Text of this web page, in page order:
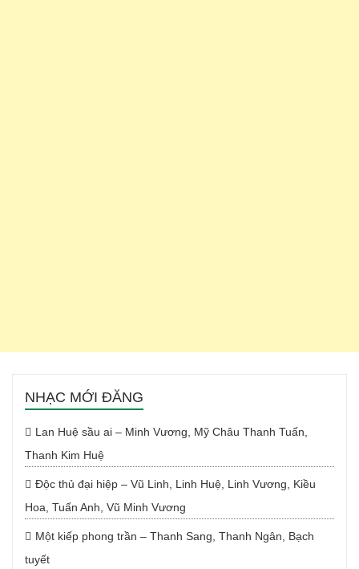
NHẠC MỚI ĐĂNG
Lan Huệ sầu ai – Minh Vương, Mỹ Châu Thanh Tuấn,
Thanh Kim Huệ
Độc thủ đại hiệp – Vũ Linh, Linh Huệ, Linh Vương, Kiều
Hoa, Tuấn Anh, Vũ Minh Vương
Một kiếp phong trần – Thanh Sang, Thanh Ngân, Bạch
tuyết